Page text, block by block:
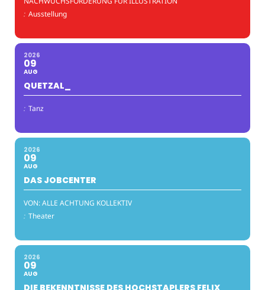
: Ausstellung
2026
09
AUG
QUETZAL_
: Tanz
2026
09
AUG
DAS JOBCENTER
VON: ALLE ACHTUNG KOLLEKTIV
: Theater
2026
09
AUG
DIE BEKENNTNISSE DES HOCHSTAPLERS FELIX